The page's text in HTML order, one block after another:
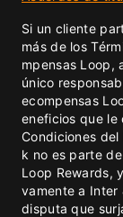
Si un cliente
más de los
mpensas Loop,
único
ecompensas
eneficios que le
Condiciones del
k no es parte
Loop Rewards,
vamente a Inter
disputa que